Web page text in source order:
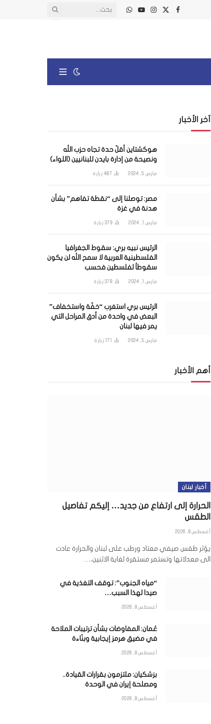
فيسبوك
X
الانستغرام
يوتيوبواتساب
آخر الأخبار
هوكشتاين أقلّ حدة تجاه حزب الله
ونصيحة من إدارة بايدن للبنانيين (اللواء)
مارس 5, 2024 487 زيارة
مصر: توصلنا إلى “نقطة تفاهم” بشأن
هدنة في غزة
مارس 1, 2024 379 زيارة
الرئيس نبيه بري: سقوط الجغرافيا
الفلسطينية العربية لا سمح الله لن يكون
سقوطاً لفلسطين فحسب
مارس 1, 2024 378 زيارة
الرئيس بري استغرب “خفّة واستخفاف”
البعض في واحدة من أدق المراحل التي
يمر فيها لبنان
مارس 5, 2024 171 زيارة
أهم الأخبار
أخبار لبنان
الحرارة إلى ارتفاع من جديد… إليكم تفاصيل
الطقس
أغسطس 8, 2026
يؤثر طقس صيفي معتاد ورطب على لبنان والحرارة عادت
الى معدلاتها وتستمر مستقرة لغاية الاثنين،…
“مياه الجنوب”: توقف التغذية في
صيدا لهذا السبب…
أغسطس 8, 2026
عُمان: المفاوضات بشأن ترتيبات الملاحة
في مضيق هرمز إيجابية وبنّاءة
أغسطس 8, 2026
بزشكيان: ملتزمون بقرارات القيادة..
ومصلحة إيران في الوحدة
أغسطس 8, 2026